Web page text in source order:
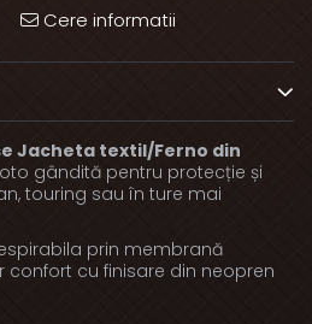
Cere informatii
Jacheta textil/Ferno din
gândită pentru protecție și
touring sau în ture mai
prin membrană
confort cu finisare din neopren